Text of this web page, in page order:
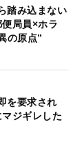
踏み込まない
局員×ホラ
の原点”
を要求され
ジギレした